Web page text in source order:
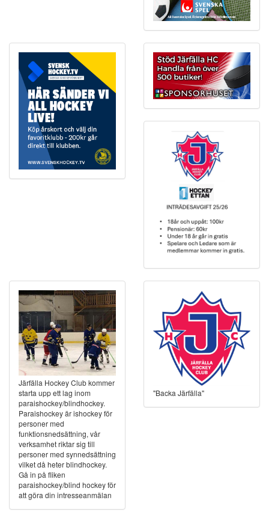
Järfälla Hockey Club kommer
starta upp ett lag inom
paraishockey/blindhockey.
Paraishockey är ishockey för
personer med
funktionsnedsättning, vår
verksamhet riktar sig till
personer med synnedsättning
vilket då heter blindhockey.
Gå in på fliken
paraishockey/blind hockey för
att göra din intresseanmälan
"Backa Järfälla"